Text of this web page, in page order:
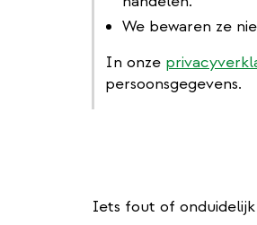
We bewaren ze
In onze
persoonsgegevens.
Iets fout of onduidelijk